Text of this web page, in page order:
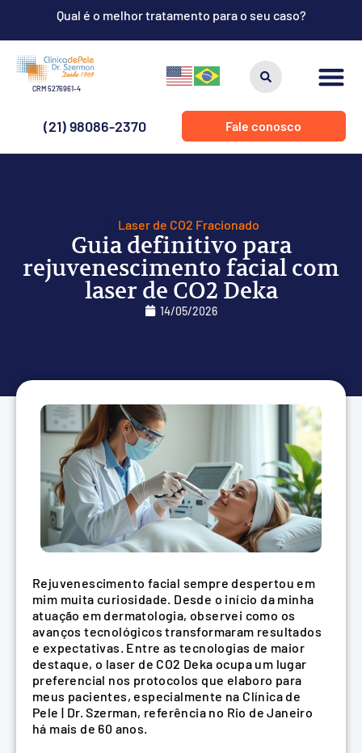
CRM 5276961-4
(21) 98086-2370 Fale conosco
Laser de CO2 Fracionado
Guia definitivo para
rejuvenescimento facial com
laser de CO2 Deka
14/05/2026
Rejuvenescimento facial sempre despertou em
mim muita curiosidade. Desde o início da minha
atuação em dermatologia, observei como os
avanços tecnológicos transformaram resultados
e expectativas. Entre as tecnologias de maior
destaque, o laser de CO2 Deka ocupa um lugar
preferencial nos protocolos que elaboro para
meus pacientes, especialmente na Clínica de
Pele | Dr. Szerman, referência no Rio de Janeiro
há mais de 60 anos.
Qual é o melhor tratamento para o seu caso?